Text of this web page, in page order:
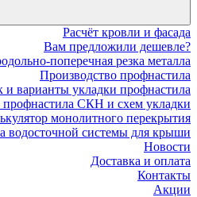
Расчёт кровли и фасада
Вам предложили дешевле?
поперечная резка металла
Производство профнастила
и варианты укладки профнастила
профнастила СКН и схем укладки
монолитного перекрытия
водосточной системы для крыши
Новости
Доставка и оплата
Контакты
Акции